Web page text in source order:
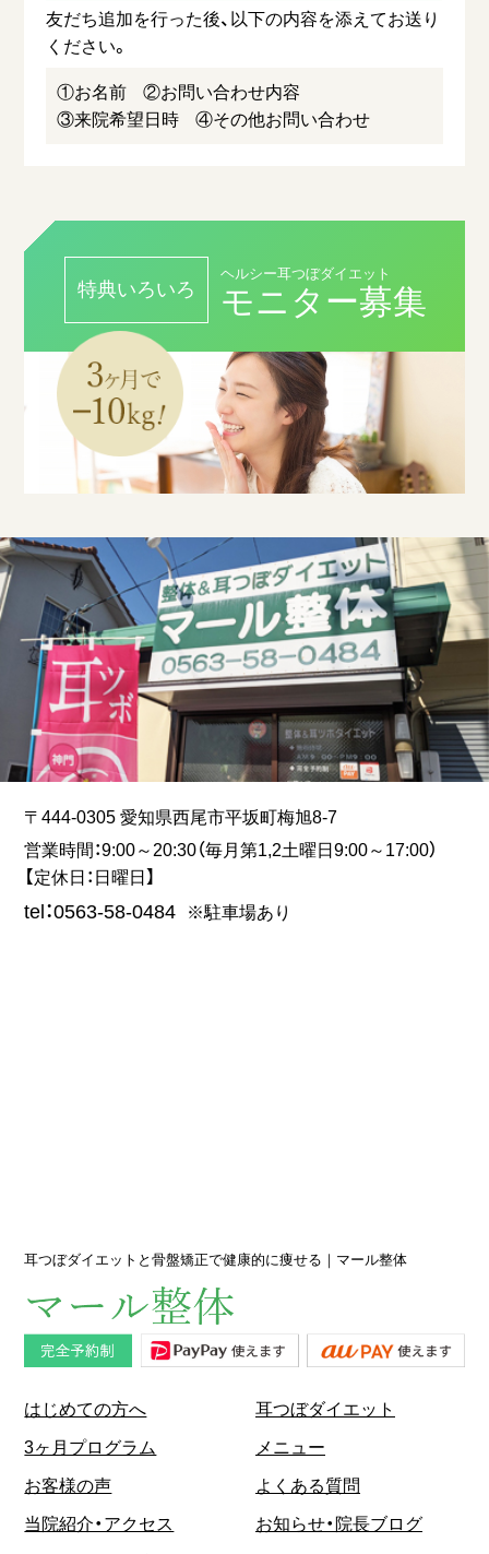
友だち追加を行った後、以下の内容を添えてお送り
ください。
①お名前
②お問い合わせ内容
③来院希望日時
④その他お問い合わせ
特典いろいろ
ヘルシー耳つぼダイエット
モニター募集
〒444-0305 愛知県西尾市平坂町梅旭8-7
営業時間：9:00～20:30（毎月第1,2土曜日9:00～17:00）
【定休日：日曜日】
tel：0563-58-0484 ※駐車場あり
耳つぼダイエットと骨盤矯正で健康的に痩せる｜マール整体
はじめての方へ 耳つぼダイエット
3ヶ月プログラム メニュー
お客様の声 よくある質問
当院紹介・アクセス お知らせ・院長ブログ